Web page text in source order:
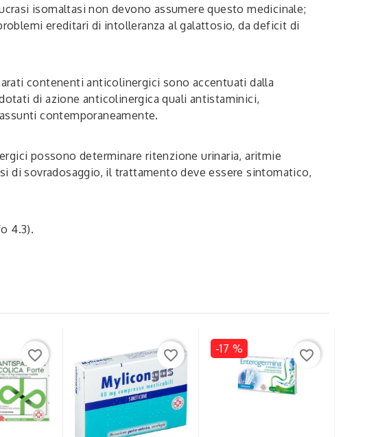
isomaltasi non devono assumere questo medicinale;
ereditari di intolleranza al galattosio, da deficit di
contenenti anticolinergici sono accentuati dalla
di azione anticolinergica quali antistaminici,
contemporaneamente.
possono determinare ritenzione urinaria, aritmie
di sovradosaggio, il trattamento deve essere sintomatico,
4.3).
favorite_border favorite_border -17 % favorite_border